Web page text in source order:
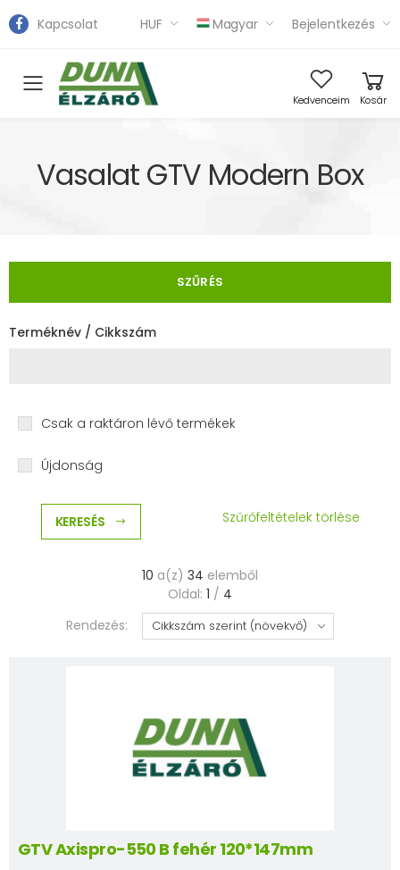
Kapcsolat HUF Magyar Bejelentkezés
Toggle mobile menu Kedvenceim Kosár
Vasalat GTV Modern Box
SZŰRÉS
Terméknév / Cikkszám
Csak a raktáron lévő termékek
Újdonság
KERESÉS Szűrőfeltételek törlése
10 a(z) 34 elemből
Oldal: 1 / 4
Rendezés:
GTV Axispro-550 B fehér 120*147mm